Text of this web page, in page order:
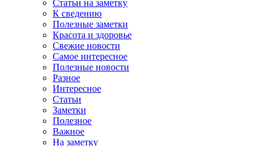
Статьи на заметку
К сведению
Полезные заметки
Красота и здоровье
Свежие новости
Самое интересное
Полезные новости
Разное
Интересное
Статьи
Заметки
Полезное
Важное
На заметку